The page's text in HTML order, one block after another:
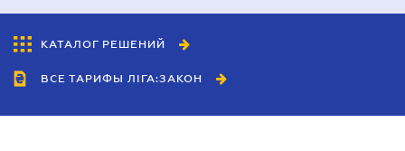
КАТАЛОГ РЕШЕНИЙ
ВСЕ ТАРИФЫ ЛІГА:ЗАКОН